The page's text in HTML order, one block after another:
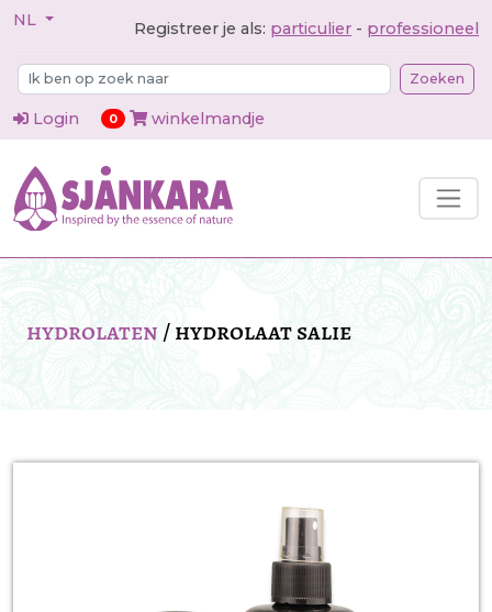
NL Registreer je als: particulier - professioneel
Zoeken
Login 0items in cart
winkelmandje
hydrolaten/hydrolaat salie